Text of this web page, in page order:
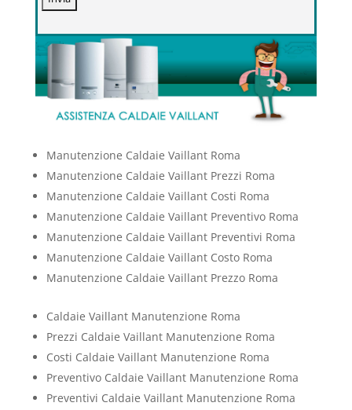
Manutenzione Caldaie Vaillant Roma
Manutenzione Caldaie Vaillant Prezzi Roma
Manutenzione Caldaie Vaillant Costi Roma
Manutenzione Caldaie Vaillant Preventivo Roma
Manutenzione Caldaie Vaillant Preventivi Roma
Manutenzione Caldaie Vaillant Costo Roma
Manutenzione Caldaie Vaillant Prezzo Roma
Caldaie Vaillant Manutenzione Roma
Prezzi Caldaie Vaillant Manutenzione Roma
Costi Caldaie Vaillant Manutenzione Roma
Preventivo Caldaie Vaillant Manutenzione Roma
Preventivi Caldaie Vaillant Manutenzione Roma